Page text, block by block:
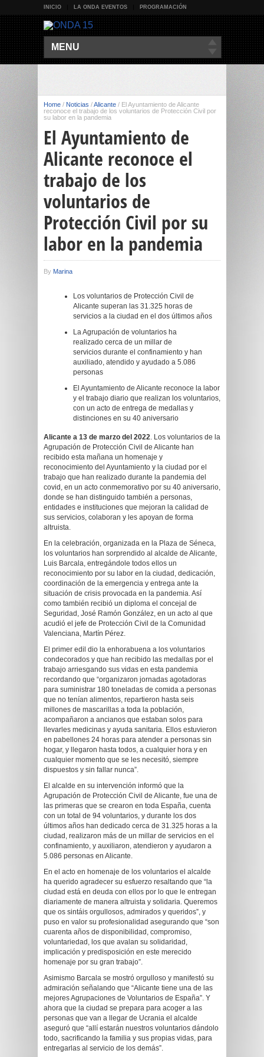
INICIO LA ONDA EVENTOS PROGRAMACIÓN
MENU
Home / Noticias /Alicante / El Ayuntamiento de Alicante
reconoce el trabajo de los voluntarios de Protección Civil por
su labor en la pandemia
El Ayuntamiento de
Alicante reconoce el
trabajo de los
voluntarios de
Protección Civil por su
labor en la pandemia
By Marina
Los voluntarios de Protección Civil de
Alicante superan las 31.325 horas de
servicios a la ciudad en el dos últimos años
La Agrupación de voluntarios ha
realizado cerca de un millar de
servicios durante el confinamiento y han
auxiliado, atendido y ayudado a 5.086
personas
El Ayuntamiento de Alicante reconoce la labor
y el trabajo diario que realizan los voluntarios,
con un acto de entrega de medallas y
distinciones en su 40 aniversario
Alicante a 13 de marzo del 2022. Los voluntarios de la
Agrupación de Protección Civil de Alicante han
recibido esta mañana un homenaje y
reconocimiento del Ayuntamiento y la ciudad por el
trabajo que han realizado durante la pandemia del
covid, en un acto conmemorativo por su 40 aniversario,
donde se han distinguido también a personas,
entidades e instituciones que mejoran la calidad de
sus servicios, colaboran y les apoyan de forma
altruista.
En la celebración, organizada en la Plaza de Séneca,
los voluntarios han sorprendido al alcalde de Alicante,
Luis Barcala, entregándole todos ellos un
reconocimiento por su labor en la ciudad, dedicación,
coordinación de la emergencia y entrega ante la
situación de crisis provocada en la pandemia. Así
como también recibió un diploma el concejal de
Seguridad, José Ramón González, en un acto al que
acudió el jefe de Protección Civil de la Comunidad
Valenciana, Martín Pérez.
El primer edil dio la enhorabuena a los voluntarios
condecorados y que han recibido las medallas por el
trabajo arriesgando sus vidas en esta pandemia
recordando que “organizaron jornadas agotadoras
para suministrar 180 toneladas de comida a personas
que no tenían alimentos, repartieron hasta seis
millones de mascarillas a toda la población,
acompañaron a ancianos que estaban solos para
llevarles medicinas y ayuda sanitaria. Ellos estuvieron
en pabellones 24 horas para atender a personas sin
hogar, y llegaron hasta todos, a cualquier hora y en
cualquier momento que se les necesitó, siempre
dispuestos y sin fallar nunca”.
El alcalde en su intervención informó que la
Agrupación de Protección Civil de Alicante, fue una de
las primeras que se crearon en toda España, cuenta
con un total de 94 voluntarios, y durante los dos
últimos años han dedicado cerca de 31.325 horas a la
ciudad, realizaron más de un millar de servicios en el
confinamiento, y auxiliaron, atendieron y ayudaron a
5.086 personas en Alicante.
En el acto en homenaje de los voluntarios el alcalde
ha querido agradecer su esfuerzo resaltando que “la
ciudad está en deuda con ellos por lo que le entregan
diariamente de manera altruista y solidaria. Queremos
que os sintáis orgullosos, admirados y queridos”, y
puso en valor su profesionalidad asegurando que “son
cuarenta años de disponibilidad, compromiso,
voluntariedad, los que avalan su solidaridad,
implicación y predisposición en este merecido
homenaje por su gran trabajo”.
Asimismo Barcala se mostró orgulloso y manifestó su
admiración señalando que “Alicante tiene una de las
mejores Agrupaciones de Voluntarios de España”. Y
ahora que la ciudad se prepara para acoger a las
personas que van a llegar de Ucrania el alcalde
aseguró que “allí estarán nuestros voluntarios dándolo
todo, sacrificando la familia y sus propias vidas, para
entregarlas al servicio de los demás”.